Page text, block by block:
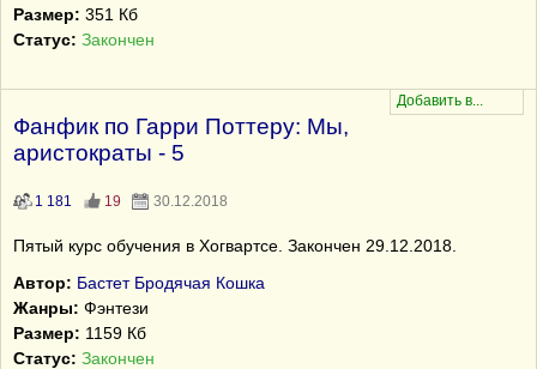
Размер: 351 Кб
Статус: Закончен
Фанфик по Гарри Поттеру: Мы,
аристократы - 5
1 181 19 30.12.2018
Пятый курс обучения в Хогвартсе. Закончен 29.12.2018.
Автор: Бастет Бродячая Кошка
Жанры: Фэнтези
Размер: 1159 Кб
Статус: Закончен